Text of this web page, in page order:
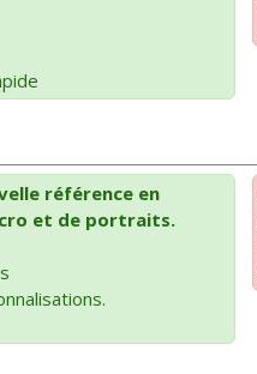
référence en
et de portraits.